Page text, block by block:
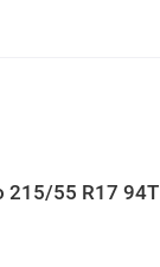
215/55 R17 94T